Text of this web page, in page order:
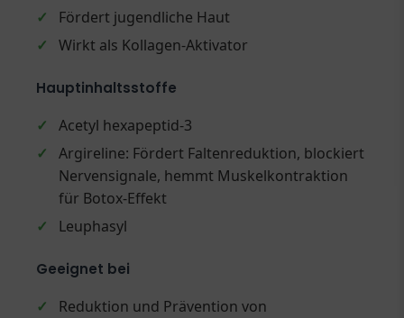
✓
Fördert jugendliche Haut
✓
Wirkt als Kollagen-Aktivator
Hauptinhaltsstoffe
✓
Acetyl hexapeptid-3
✓
Argireline: Fördert Faltenreduktion, blockiert
Nervensignale, hemmt Muskelkontraktion
für Botox-Effekt
✓
Leuphasyl
Geeignet bei
✓ Reduktion und Prävention von